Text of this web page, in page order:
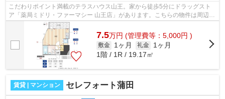
こだわりポイント満載のテラスハウス山王。家から徒歩5分にドラッグスト
ア「薬局ミドリ・ファーマシー 山王店」があります。こちらの物件は周辺に
駅が2つあるので電車へのアクセスが便...
7.5万円 (管理費等：5,000円 )
敷金 1ヶ月 礼金
1ヶ月
1階 / 1R / 19.17㎡
賃貸 | マンション セレフォート蒲田